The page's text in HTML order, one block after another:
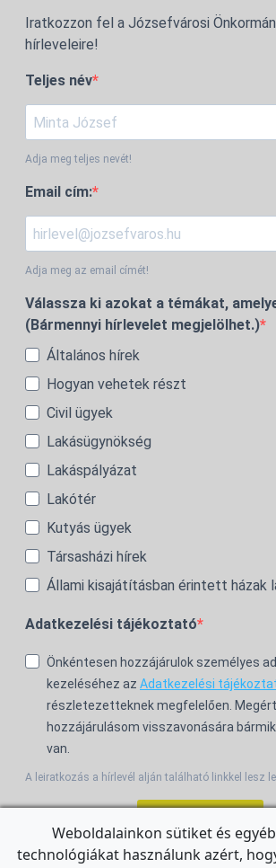
Iratkozzon fel a Józsefvárosi
hírleveleire!
Teljes név
Adja meg teljes nevét!
Email cím:
Adja meg az email címét!
Válassza ki azokat a témákat,
(Bármennyi hírlevelet megjelölhet.)
Általános hírek
Hogyan vehetek részt
Civil ügyek
Lakásügynökség
Lakáspályázat
Lakótér
Kutyás ügyek
Társasházi hírek
Állami kisajátításban érintett házak
Adatkezelési tájékoztató
Önkéntesen hozzájárulok személyes
kezeléséhez az Adatkezelési
részletezetteknek megfelelően.
hozzájárulásom visszavonására
van.
A leiratkozás a hírlevél alján található linkkel lesz
Weboldalainkon sütiket és
technológiákat használunk azért,